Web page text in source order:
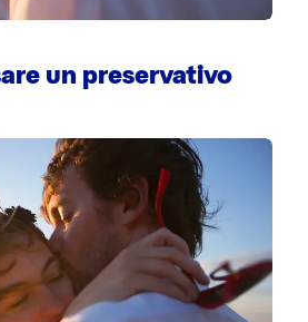
un preservativo